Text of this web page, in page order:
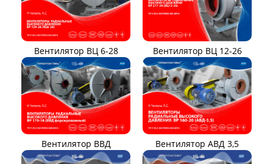
Вентилятор ВЦ 6-28 Вентилятор ВЦ 12-26
Вентилятор ВВД Вентилятор АВД 3,5